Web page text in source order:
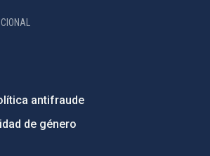
antifraude
de género